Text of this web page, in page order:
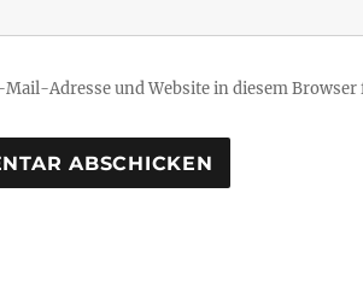
Mail-Adresse und Website in diesem